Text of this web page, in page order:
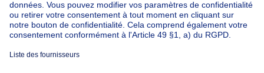
À propos
Immoweb
Outils